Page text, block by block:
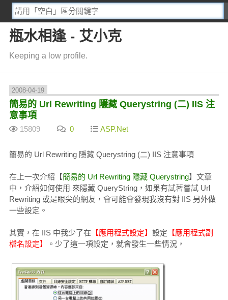
瓶水相逢 - 艾小克
Keeping a low profile.
2008-04-19
簡易的 Url Rewriting 隱藏 Querystring (二) IIS 注
意事項
15809 0 ASP.Net
簡易的 Url Rewriting 隱藏 Querystring (二) IIS 注意事項
在上一次介紹【簡易的 Url Rewriting 隱藏 Querystring】文章
中，介紹如何使用 來隱藏 QueryString，如果有試著嘗試 Url
Rewriting 或是眼尖的網友，會可能會發現我沒有對 IIS 另外做
一些設定。
其實，在 IIS 中我少了在 【應用程式設定】 設定 【應用程式副
檔名設定】
。少了這一項設定，就會發生一些情況，